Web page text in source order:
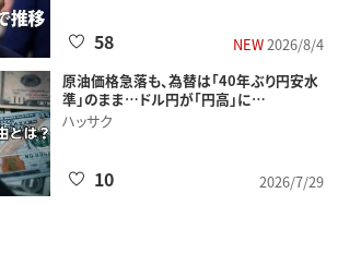
NEW2026/8/4
58
原油価格急落も、為替は「40年ぶり円安水
準」のまま…ドル円が「円高」に…
ハッサク
2026/7/29
10